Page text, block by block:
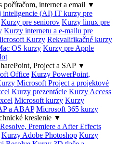
internet a email ▼
inteligencie (AI) IT kurzy pre
Kurzy pre seniorov Kurzy linux pre
Kurzy internetu a e-mailu pre
Kurzy Rekvalifikačné kurzy
OS kurzy Kurzy pre Apple
Project a SAP ▼
Office Kurzy PowerPoint,
Microsoft Project a projektové
Kurzy prezentácie Kurzy Access
Microsoft kurzy Kurzy
a ABAP Microsoft 365 kurzy
kreslenie ▼
Premiere a After Effects
Kurzy Adobe Photoshop Kurzy